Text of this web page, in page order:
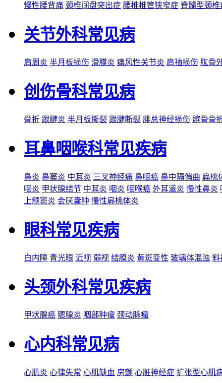
慢性腰背痛 颈椎间盘突出症 腰椎椎管狭窄症 脊髓型颈椎
关节外科常见病
肩周炎 半月板损伤 滑膜炎 痛风性关节炎 肩袖损伤 肱骨
创伤骨科常见病
骨折 跟腱炎 半月板撕裂 跟腱断裂 腓总神经损伤 髌骨骨
耳鼻咽喉科常见疾病
鼻炎 鼻窦炎 中耳炎 三叉神经痛 鼻咽癌 鼻中隔偏曲 扁桃
咽炎 甲状腺结节 中耳炎 咽炎 咽喉癌 外耳道炎 慢性鼻炎
上颌窦炎 会厌囊肿 慢性扁桃体炎
眼科常见疾病
白内障 青光眼 近视 弱视 结膜炎 黄斑变性 玻璃体混浊 斜
头颈外科常见疾病
甲状腺癌 腮腺炎 咽部肿瘤 颈动脉瘤
心内科常见病
心肌炎 心律失常 心肌缺血 房颤 心脏神经症 扩张型心肌